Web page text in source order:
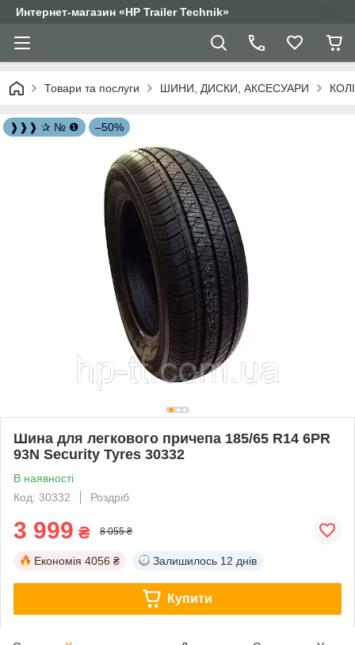
Интернет-магазин «HP Trailer Technik»
Товари та послуги ШИНИ, ДИСКИ, АКСЕСУАРИ
❱❱❱ ✰ № ❶ –50%
Шина для легкового причепа 185/65 R14 6PR
93N Security Tyres 30332
В наявності
Код: 30332
Роздріб
3 999 ₴ 8 055 ₴
Економія 4056 ₴ Залишилось 12 днів
Купити